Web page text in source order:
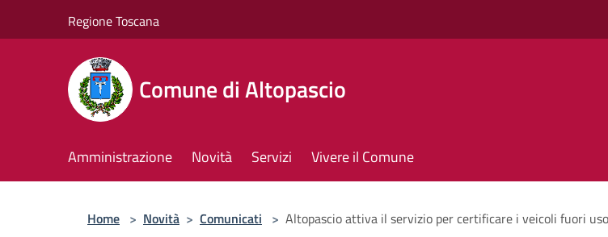
Regione Toscana
Comune di Altopascio
Amministrazione Novità Servizi Vivere il Comune
Home > Novità > Comunicati > Altopascio attiva il servizio per certificare i veicoli fuori